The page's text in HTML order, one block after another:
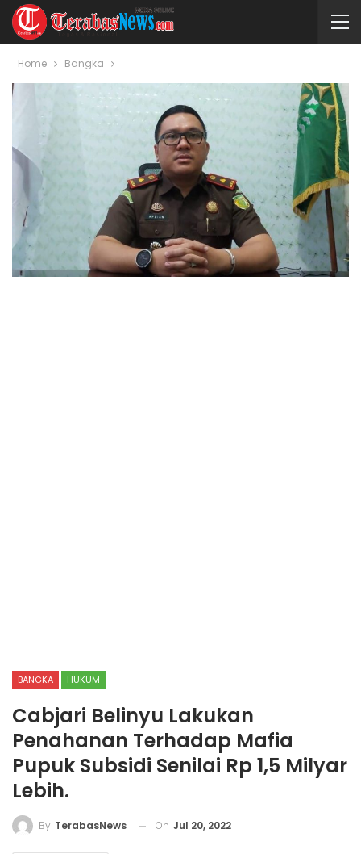
Home Bangka
BANGKA HUKUM
Cabjari Belinyu Lakukan
Penahanan Terhadap Mafia
Pupuk Subsidi Senilai Rp 1,5 Milyar
Lebih.
By TerabasNews On Jul 20, 2022